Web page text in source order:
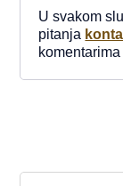
U svakom
pitanja